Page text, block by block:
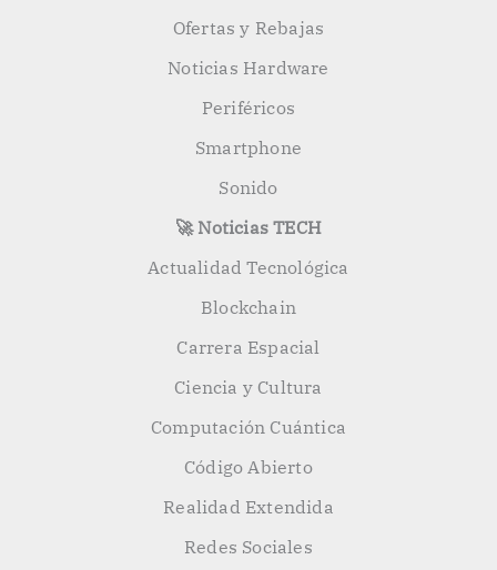
Ofertas y Rebajas
Noticias Hardware
Periféricos
Smartphone
Sonido
🚀 Noticias TECH
Actualidad Tecnológica
Blockchain
Carrera Espacial
Ciencia y Cultura
Computación Cuántica
Código Abierto
Realidad Extendida
Redes Sociales